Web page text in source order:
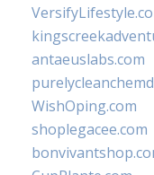
antaeuslabs.com
WishOping.com
shoplegacee.com